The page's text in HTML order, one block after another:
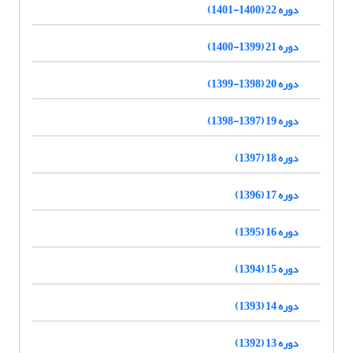
دوره 22 (1400-1401)
دوره 21 (1399-1400)
دوره 20 (1398-1399)
دوره 19 (1397-1398)
دوره 18 (1397)
دوره 17 (1396)
دوره 16 (1395)
دوره 15 (1394)
دوره 14 (1393)
دوره 13 (1392)